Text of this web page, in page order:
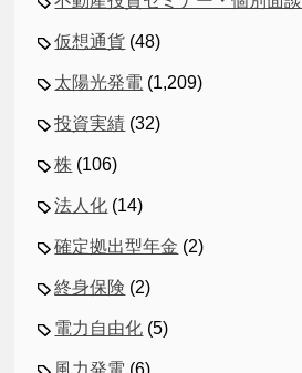
仮想通貨 (48)
太陽光発電 (1,209)
投資実績 (32)
株 (106)
法人化 (14)
確定拠出型年金 (2)
終身保険 (2)
電力自由化 (5)
風力発電 (6)